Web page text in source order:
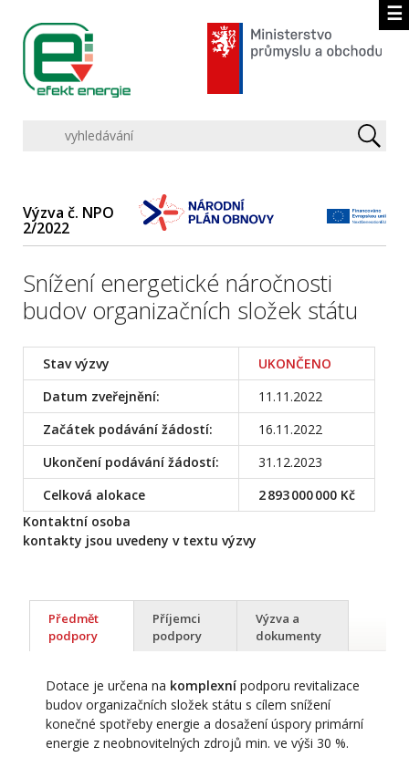
☰
Výzva č. NPO
2/2022
Snížení energetické náročnosti
budov organizačních složek státu
Stav výzvy
UKONČENO
Datum zveřejnění:
11.11.2022
Začátek podávání žádostí:
16.11.2022
Ukončení podávání žádostí:
31.12.2023
Celková alokace
2 893 000 000 Kč
Kontaktní osoba
kontakty jsou uvedeny v textu výzvy
Předmět
podpory
Příjemci
podpory
Výzva a
dokumenty
Dotace je určena na komplexní podporu revitalizace
budov organizačních složek státu s cílem snížení
konečné spotřeby energie a dosažení úspory primární
energie z neobnovitelných zdrojů min. ve výši 30 %.